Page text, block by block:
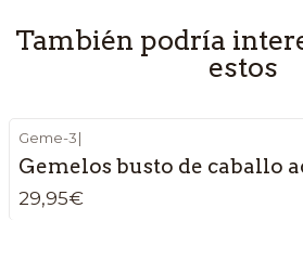
También podría
estos
Geme-3|
Gemelos busto de caballo
29,95€